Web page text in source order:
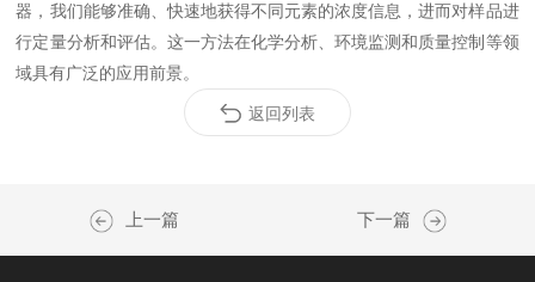
器，我们能够准确、快速地获得不同元素的浓度信息，进而对样品进
行定量分析和评估。这一方法在化学分析、环境监测和质量控制等领
域具有广泛的应用前景。
返回列表
上一篇 下一篇